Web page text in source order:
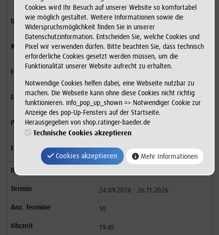
alle
Suchen
24.09.2026 - 26.11.2026
10
19:45
Cookies wird Ihr Besuch auf unserer Website so komfortabel
wie möglich gestaltet. Weitere Informationen sowie die
Widerspruchsmöglichkeit finden Sie in unserer
Datenschutzinformation. Entscheiden Sie, welche Cookies und
Pixel wir verwenden dürfen. Bitte beachten Sie, dass technisch
erforderliche Cookies gesetzt werden müssen, um die
Funktionalität unserer Website aufrecht zu erhalten.
Notwendige Cookies helfen dabei, eine Webseite nutzbar zu
machen. Die Webseite kann ohne diese Cookies nicht richtig
funktionieren. info_pop_up_shown => Notwendiger Cookie zur
Anzeige des pop-Up-Fensters auf der Startseite.
Herausgegeben von shop.ratinger-baeder.de
Technische Cookies akzeptieren
Cookies akzeptieren Mehr Informationen